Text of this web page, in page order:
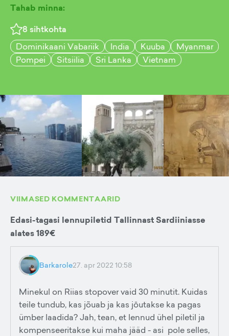
Tahab minna:
8 sihtkohta
Dominikaani Vabariik
India Kuuba
Myanmar
Pompei
Sitsiilia Sri Lanka Vietnam
VIIMASED KOMMENTAARID
Edasi-tagasi lennupiletid Tallinnast Sardiiniasse
alates 189€
Barkarole27. apr 2022 10:58
Minekul on Riias stopover vaid 30 minutit. Kuidas
teile tundub, kas jõuab ja kas jōutakse ka pagas
ümber laadida? Jah, tean, et lennud ühel piletil ja
kompenseeritakse kui maha jääd - asi pole selles,